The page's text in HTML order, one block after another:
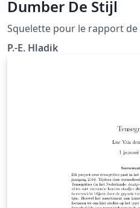
Dumber De Stijl
Squelette pour le rapport de
P.-E. Hladik